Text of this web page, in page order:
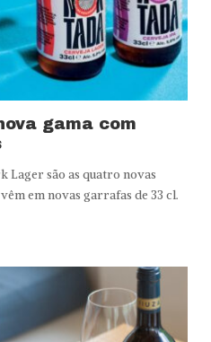
gama com
Lager são as quatro novas
em novas garrafas de 33 cl.